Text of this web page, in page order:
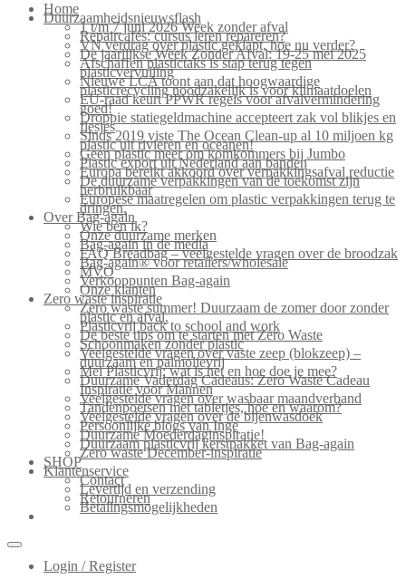
Home
Duurzaamheidsnieuwsflash
1 t/m 7 juni 2026 Week zonder afval
Repaircafés: cursus leren repareren?
VN verdrag over plastic geklapt, hoe nu verder?
De jaarlijkse Week Zonder Afval: 19-25 mei 2025
Afschaffen plastictaks is stap terug tegen
plasticvervuiling
Nieuwe LCA toont aan dat hoogwaardige
plasticrecycling noodzakelijk is voor klimaatdoelen
EU-raad keurt PPWR regels voor afvalvermindering
goed!
Droppie statiegeldmachine accepteert zak vol blikjes en
flesjes
Sinds 2019 viste The Ocean Clean-up al 10 miljoen kg
plastic uit rivieren en oceanen!
Geen plastic meer om komkommers bij Jumbo
Plastic export uit Nederland aan banden
Europa bereikt akkoord over verpakkingsafval reductie
De duurzame verpakkingen van de toekomst zijn
herbruikbaar
Europese maatregelen om plastic verpakkingen terug te
dringen.
Over Bag-again
Wie ben ik?
Onze duurzame merken
Bag-again in de media
FAQ Breadbag – veelgestelde vragen over de broodzak
Bag-again® voor retailers/wholesale
MVO
Verkooppunten Bag-again
Onze klanten
Zero waste inspiratie
Zero waste summer! Duurzaam de zomer door zonder
plastic en afval.
Plasticvrij back to school and work
De beste tips om te starten met Zero Waste
Schoonmaken zonder plastic
Veelgestelde vragen over vaste zeep (blokzeep) –
duurzaam en palmolievrij
Mei Plasticvrij: wat is het en hoe doe je mee?
Duurzame Vaderdag Cadeaus: Zero Waste Cadeau
Inspiratie voor Mannen
Veelgestelde vragen over wasbaar maandverband
Tandenpoetsen met tabletjes, hoe en waarom?
Veelgestelde vragen over de bijenwasdoek
Persoonlijke blogs van Inge
Duurzame Moederdaginspiratie!
Duurzaam plasticvrij kerstpakket van Bag-again
Zero waste December-inspiratie
SHOP
Klantenservice
Contact
Levertijd en verzending
Retourneren
Betalingsmogelijkheden
Login / Register